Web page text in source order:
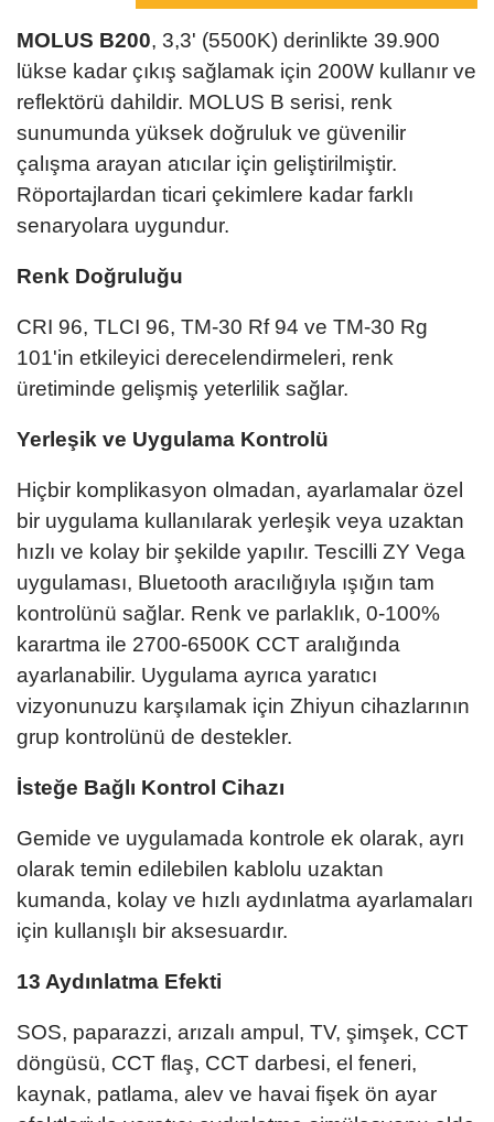
MOLUS B200, 3,3' (5500K) derinlikte 39.900
lükse kadar çıkış sağlamak için 200W kullanır ve
reflektörü dahildir. MOLUS B serisi, renk
sunumunda yüksek doğruluk ve güvenilir
çalışma arayan atıcılar için geliştirilmiştir.
Röportajlardan ticari çekimlere kadar farklı
senaryolara uygundur.
Renk Doğruluğu
CRI 96, TLCI 96, TM-30 Rf 94 ve TM-30 Rg
101'in etkileyici derecelendirmeleri, renk
üretiminde gelişmiş yeterlilik sağlar.
Yerleşik ve Uygulama Kontrolü
Hiçbir komplikasyon olmadan, ayarlamalar özel
bir uygulama kullanılarak yerleşik veya uzaktan
hızlı ve kolay bir şekilde yapılır. Tescilli ZY Vega
uygulaması, Bluetooth aracılığıyla ışığın tam
kontrolünü sağlar. Renk ve parlaklık, 0-100%
karartma ile 2700-6500K CCT aralığında
ayarlanabilir. Uygulama ayrıca yaratıcı
vizyonunuzu karşılamak için Zhiyun cihazlarının
grup kontrolünü de destekler.
İsteğe Bağlı Kontrol Cihazı
Gemide ve uygulamada kontrole ek olarak, ayrı
olarak temin edilebilen kablolu uzaktan
kumanda, kolay ve hızlı aydınlatma ayarlamaları
için kullanışlı bir aksesuardır.
13 Aydınlatma Efekti
SOS, paparazzi, arızalı ampul, TV, şimşek, CCT
döngüsü, CCT flaş, CCT darbesi, el feneri,
kaynak, patlama, alev ve havai fişek ön ayar